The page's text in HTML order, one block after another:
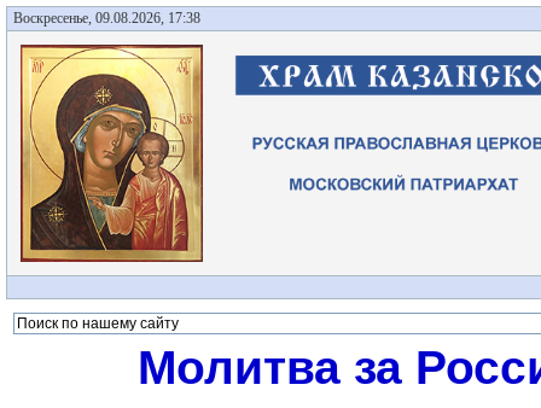
Воскресенье, 09.08.2026, 17:38
Молитва за